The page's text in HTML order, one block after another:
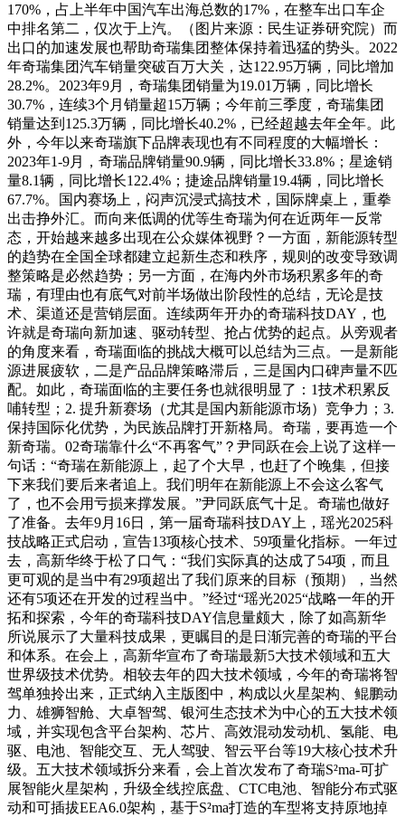
170%，占上半年中国汽车出海总数的17%，在整车出口车企
中排名第二，仅次于上汽。（图片来源：民生证券研究院）而
出口的加速发展也帮助奇瑞集团整体保持着迅猛的势头。2022
年奇瑞集团汽车销量突破百万大关，达122.95万辆，同比增加
28.2%。2023年9月，奇瑞集团销量为19.01万辆，同比增长
30.7%，连续3个月销量超15万辆；今年前三季度，奇瑞集团
销量达到125.3万辆，同比增长40.2%，已经超越去年全年。此
外，今年以来奇瑞旗下品牌表现也有不同程度的大幅增长：
2023年1-9月，奇瑞品牌销量90.9辆，同比增长33.8%；星途销
量8.1辆，同比增长122.4%；捷途品牌销量19.4辆，同比增长
67.7%。国内赛场上，闷声沉浸式搞技术，国际牌桌上，重拳
出击挣外汇。而向来低调的优等生奇瑞为何在近两年一反常
态，开始越来越多出现在公众媒体视野？一方面，新能源转型
的趋势在全国全球都建立起新生态和秩序，规则的改变导致调
整策略是必然趋势；另一方面，在海内外市场积累多年的奇
瑞，有理由也有底气对前半场做出阶段性的总结，无论是技
术、渠道还是营销层面。连续两年开办的奇瑞科技DAY，也
许就是奇瑞向新加速、驱动转型、抢占优势的起点。从旁观者
的角度来看，奇瑞面临的挑战大概可以总结为三点。一是新能
源进展疲软，二是产品品牌策略滞后，三是国内口碑声量不匹
配。如此，奇瑞面临的主要任务也就很明显了：1技术积累反
哺转型；2. 提升新赛场（尤其是国内新能源市场）竞争力；3.
保持国际化优势，为民族品牌打开新格局。奇瑞，要再造一个
新奇瑞。02奇瑞靠什么“不再客气”？尹同跃在会上说了这样一
句话：“奇瑞在新能源上，起了个大早，也赶了个晚集，但接
下来我们要后来者追上。我们明年在新能源上不会这么客气
了，也不会用亏损来撑发展。”尹同跃底气十足。奇瑞也做好
了准备。去年9月16日，第一届奇瑞科技DAY上，瑶光2025科
技战略正式启动，宣告13项核心技术、59项量化指标。一年过
去，高新华终于松了口气：“我们实际真的达成了54项，而且
更可观的是当中有29项超出了我们原来的目标（预期），当然
还有5项还在开发的过程当中。”经过“瑶光2025“战略一年的开
拓和探索，今年的奇瑞科技DAY信息量颇大，除了如高新华
所说展示了大量科技成果，更瞩目的是日渐完善的奇瑞的平台
和体系。在会上，高新华宣布了奇瑞最新5大技术领域和五大
世界级技术优势。相较去年的四大技术领域，今年的奇瑞将智
驾单独拎出来，正式纳入主版图中，构成以火星架构、鲲鹏动
力、雄狮智舱、大卓智驾、银河生态技术为中心的五大技术领
域，并实现包含平台架构、芯片、高效混动发动机、氢能、电
驱、电池、智能交互、无人驾驶、智云平台等19大核心技术升
级。五大技术领域拆分来看，会上首次发布了奇瑞S²ma-可扩
展智能火星架构，升级全线控底盘、CTC电池、智能分布式驱
动和可插拔EEA6.0架构，基于S²ma打造的车型将支持原地掉